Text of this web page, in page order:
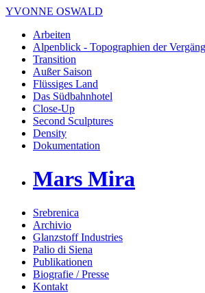
YVONNE OSWALD
Arbeiten
Alpenblick - Topographien der
Transition
Außer Saison
Flüssiges Land
Das Südbahnhotel
Close-Up
Second Sculptures
Density
Dokumentation
Mars Mira
Srebrenica
Archivio
Glanzstoff Industries
Palio di Siena
Publikationen
Biografie / Presse
Kontakt